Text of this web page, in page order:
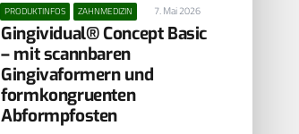
PRODUKTINFOS ZAHNMEDIZIN 7. Mai 2026
Gingividual® Concept Basic
– mit scannbaren
Gingivaformern und
formkongruenten
Abformpfosten